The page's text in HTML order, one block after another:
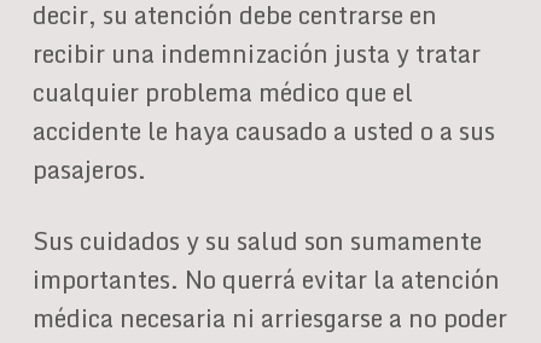
decir, su atención debe centrarse en
recibir una indemnización justa y tratar
cualquier problema médico que el
accidente le haya causado a usted o a sus
pasajeros.
Sus cuidados y su salud son sumamente
importantes. No querrá evitar la atención
médica necesaria ni arriesgarse a no poder